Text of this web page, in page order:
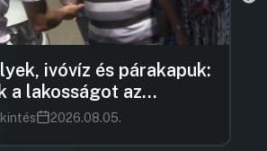
ivóvíz és párakapuk:
a lakosságot az
a kánikulában
2026.08.05.